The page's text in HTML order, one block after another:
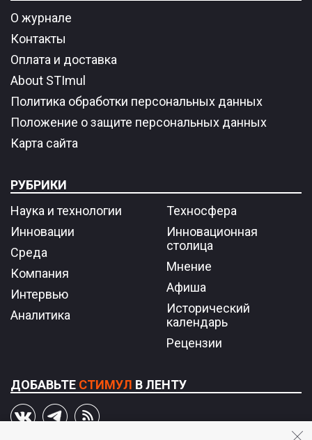
О журнале
Контакты
Оплата и доставка
About STImul
Политика обработки персональных данных
Положение о защите персональных данных
Карта сайта
РУБРИКИ
Наука и технологии
Инновации
Среда
Компания
Интервью
Аналитика
Техносфера
Инновационная
столица
Мнение
Афиша
Исторический
календарь
Рецензии
ДОБАВЬТЕ СТИМУЛ В ЛЕНТУ